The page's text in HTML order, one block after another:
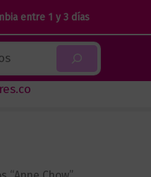
entre 1 y 3 días